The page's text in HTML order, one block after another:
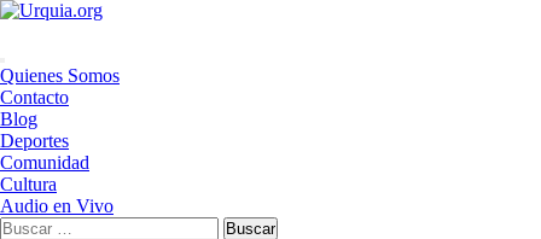
Saltar
Menú
principal
Quienes Somos
Contacto
Blog
Deportes
Comunidad
Cultura
Audio en Vivo
Buscar: